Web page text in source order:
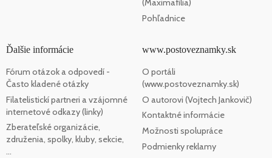
(Maximafília)
Pohľadnice
Ďalšie informácie
Fórum otázok a odpovedí -
Často kladené otázky
Filatelistickí partneri a vzájomné
internetové odkazy (linky)
Zberateľské organizácie,
združenia, spolky, kluby, sekcie,
...
www.postoveznamky.sk
O portáli
(www.postoveznamky.sk)
O autorovi (Vojtech Jankovič)
Kontaktné informácie
Možnosti spolupráce
Podmienky reklamy